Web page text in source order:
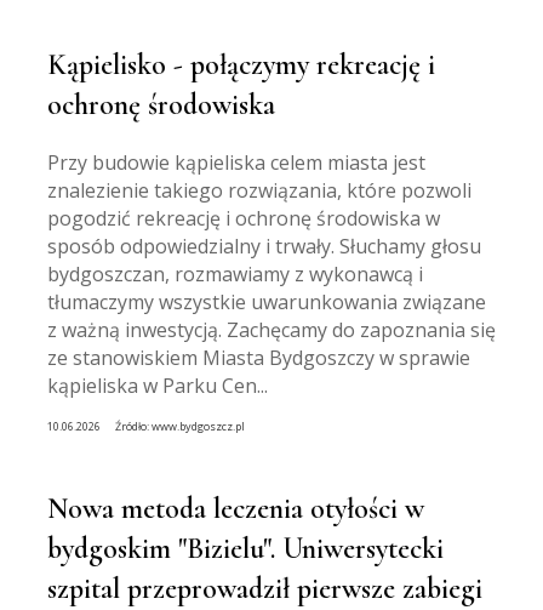
Kąpielisko - połączymy rekreację i
ochronę środowiska
Przy budowie kąpieliska celem miasta jest
znalezienie takiego rozwiązania, które pozwoli
pogodzić rekreację i ochronę środowiska w
sposób odpowiedzialny i trwały. Słuchamy głosu
bydgoszczan, rozmawiamy z wykonawcą i
tłumaczymy wszystkie uwarunkowania związane
z ważną inwestycją. Zachęcamy do zapoznania się
ze stanowiskiem Miasta Bydgoszczy w sprawie
kąpieliska w Parku Cen...
10.06.2026 Źródło:www.bydgoszcz.pl
Nowa metoda leczenia otyłości w
bydgoskim "Bizielu". Uniwersytecki
szpital przeprowadził pierwsze zabiegi